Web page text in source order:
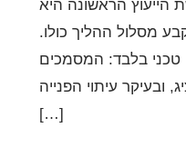
2026 פגישת הייעוץ הראשונה היא
מסלול ההליך כולו.
טכני בלבד: המסמכים
ובעיקר עיתוי הפנייה
[…]